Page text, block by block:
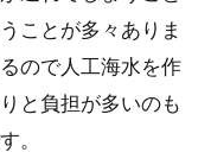
ことが多々ありま
ので人工海水を作
と負担が多いのも
。